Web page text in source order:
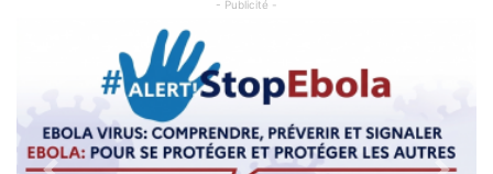
- Publicité -